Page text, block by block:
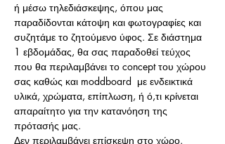
ή μέσω τηλεδιάσκεψης, όπου μας
παραδίδονται κάτοψη και φωτογραφίες και
συζητάμε το ζητούμενο ύφος. Σε διάστημα
1 εβδομάδας, θα σας παραδοθεί τεύχος
που θα περιλαμβάνει το concept του χώρου
σας καθώς και moddboard  με ενδεικτικά
υλικά, χρώματα, επίπλωση, ή ό,τι κρίνεται
απαραίτητο για την κατανόηση της
πρότασής μας.
Δεν περιλαμβάνει επίσκεψη στο χώρο.